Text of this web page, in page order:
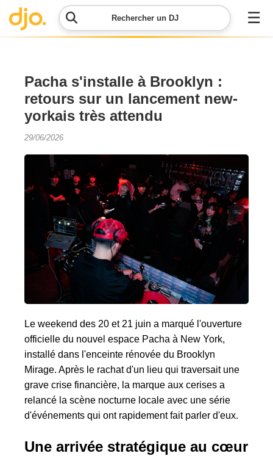
Rechercher un DJ ☰
Menu
Contacter
DJO
ma
demande
Simulateur
de prix
Pacha s'installe à Brooklyn :
retours sur un lancement new-
yorkais très attendu
29/06/2026
Le weekend des 20 et 21 juin a marqué l'ouverture
officielle du nouvel espace Pacha à New York,
installé dans l'enceinte rénovée du Brooklyn
Mirage. Après le rachat d'un lieu qui traversait une
grave crise financière, la marque aux cerises a
relancé la scène nocturne locale avec une série
d'événements qui ont rapidement fait parler d'eux.
Une arrivée stratégique au cœur